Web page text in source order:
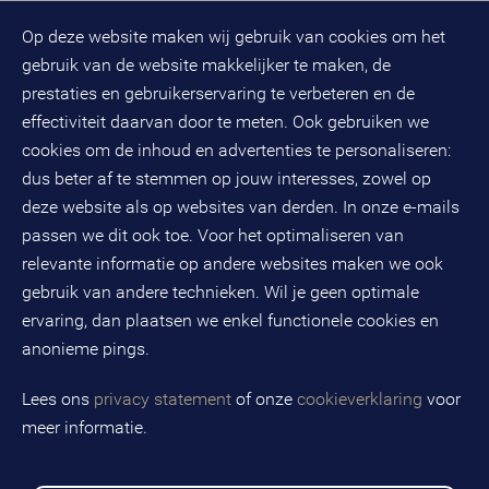
Op deze website maken wij gebruik van cookies om het
gebruik van de website makkelijker te maken, de
prestaties en gebruikerservaring te verbeteren en de
effectiviteit daarvan door te meten. Ook gebruiken we
cookies om de inhoud en advertenties te personaliseren:
dus beter af te stemmen op jouw interesses, zowel op
deze website als op websites van derden. In onze e-mails
passen we dit ook toe. Voor het optimaliseren van
relevante informatie op andere websites maken we ook
gebruik van andere technieken. Wil je geen optimale
ervaring, dan plaatsen we enkel functionele cookies en
anonieme pings.
Lees ons privacy statement of onze cookieverklaring voor
meer informatie.
Evenementen
(033) 496 52 00
Databankweg 26 D
3821 ALAmersfoort
Postbus 490
3800 AL Amersfoort
KvK-nummer: 32078667
BTW-nummer: NL808663598B01
Volg ons op social media
BMC is een geregistreerd handelsmerk van BMC groep B.V.
Copyright © 2026 BMC